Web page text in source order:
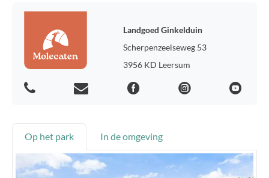
Landgoed Ginkelduin
Scherpenzeelseweg 53
3956 KD Leersum
Op het park In de omgeving